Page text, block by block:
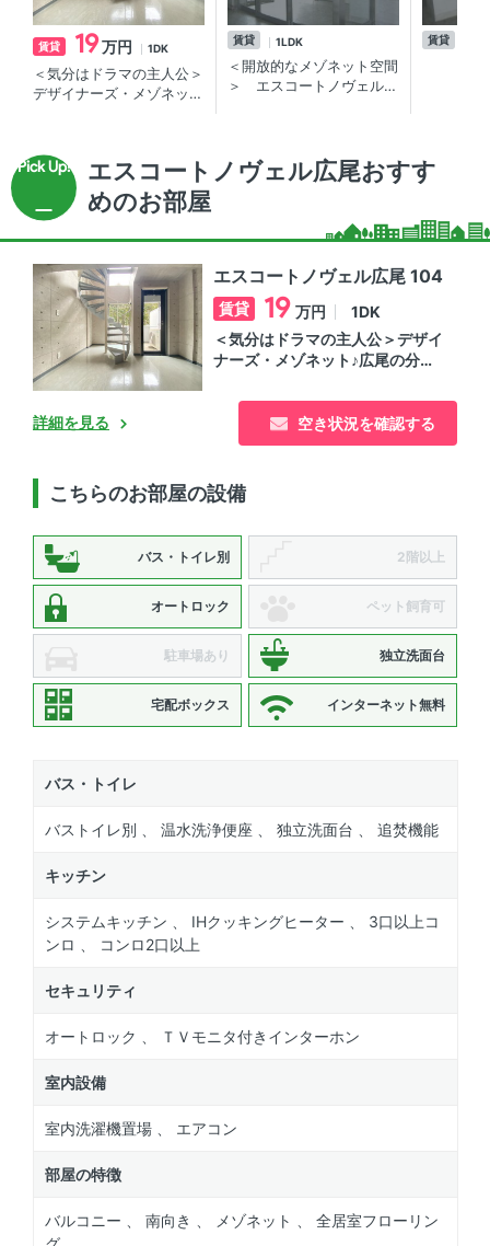
賃貸 19万円 1DK
＜気分はドラマの主人公＞
デザイナーズ・メゾネット
賃貸 1LDK
＜開放的なメゾネット空間
＞ エスコートノヴェル広
賃貸
エスコートノヴェル広尾おすす
めのお部屋
エスコートノヴェル広尾 104
賃貸 19 万円
1DK
＜気分はドラマの主人公＞デザイ
ナーズ・メゾネット♪広尾の分譲
空き状況を確認する
詳細を見る
こちらのお部屋の設備
バス・トイレ別 2階以上
オートロック ペット飼育可
駐車場あり 独立洗面台
宅配ボックス インターネット無料
バス・トイレ
バストイレ別 、 温水洗浄便座 、 独立洗面台 、 追焚機能
キッチン
システムキッチン 、 IHクッキングヒーター 、 3口以上コ
ンロ 、 コンロ2口以上
セキュリティ
オートロック 、 ＴＶモニタ付きインターホン
室内設備
室内洗濯機置場 、 エアコン
部屋の特徴
バルコニー 、 南向き 、 メゾネット 、 全居室フローリン